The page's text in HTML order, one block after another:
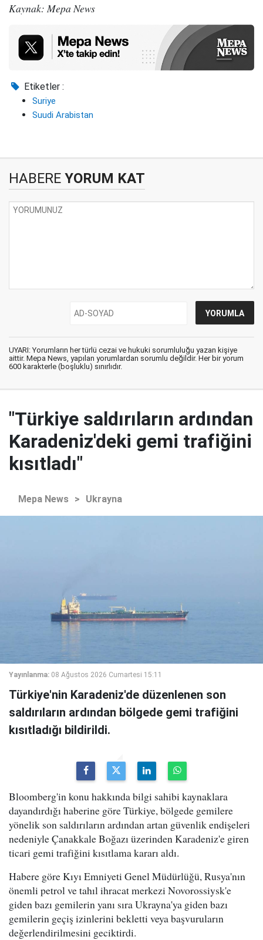
Kaynak: Mepa News
Etiketler :
Suriye
Suudi Arabistan
HABERE YORUM KAT
UYARI: Yorumların her türlü cezai ve hukuki sorumluluğu yazan kişiye
aittir. Mepa News, yapılan yorumlardan sorumlu değildir. Her bir yorum
600 karakterle (boşluklu) sınırlıdır.
"Türkiye saldırıların ardından
Karadeniz'deki gemi trafiğini
kısıtladı"
Mepa News > Ukrayna
Yayınlanma: 08 Ağustos 2026 Cumartesi 15:11
Türkiye'nin Karadeniz'de düzenlenen son
saldırıların ardından bölgede gemi trafiğini
kısıtladığı bildirildi.
Bloomberg'in konu hakkında bilgi sahibi kaynaklara
dayandırdığı haberine göre Türkiye, bölgede gemilere
yönelik son saldırıların ardından artan güvenlik endişeleri
nedeniyle Çanakkale Boğazı üzerinden Karadeniz'e giren
ticari gemi trafiğini kısıtlama kararı aldı.
Habere göre Kıyı Emniyeti Genel Müdürlüğü, Rusya'nın
önemli petrol ve tahıl ihracat merkezi Novorossiysk'e
giden bazı gemilerin yanı sıra Ukrayna'ya giden bazı
gemilerin geçiş izinlerini bekletti veya başvuruların
değerlendirilmesini geciktirdi.